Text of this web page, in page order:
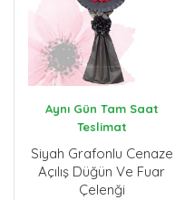
Aynı Gün Tam Saat
Teslimat
Siyah Grafonlu Cenaze
Açılış Düğün Ve Fuar
Çelenği